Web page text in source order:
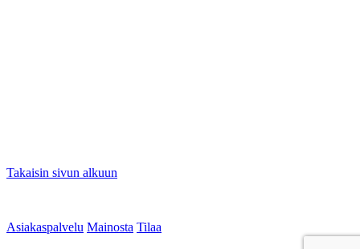
Takaisin sivun alkuun
Asiakaspalvelu Mainosta Tilaa